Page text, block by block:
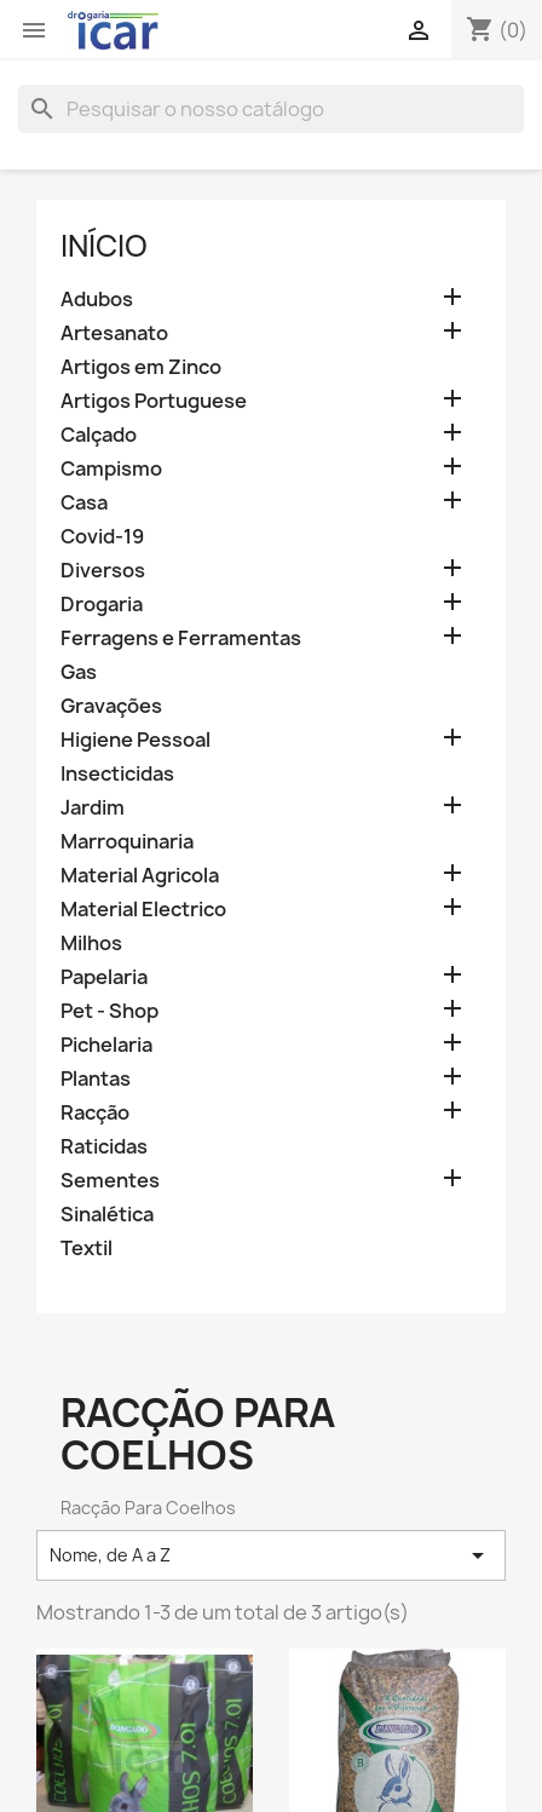
 shopping_cart (0)

search
INÍCIO
Adubos 
Artesanato 
Artigos em Zinco
Artigos Portuguese

Calçado 
Campismo 
Casa 
Covid-19
Diversos

Drogaria 
Ferragens e Ferramentas 
Gas
Gravações
Higiene Pessoal

Insecticidas
Jardim

Marroquinaria
Material Agricola

Material Electrico 
Milhos
Papelaria

Pet - Shop 
Pichelaria 
Plantas 
Racção 
Raticidas
Sementes

Sinalética
Textil
RACÇÃO PARA
COELHOS
Racção Para Coelhos
Nome, de A a Z 
Mostrando 1-3 de um total de 3 artigo(s)